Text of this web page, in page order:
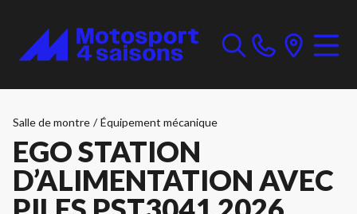
Salle de montre / Équipement mécanique
EGO STATION
D’ALIMENTATION AVEC